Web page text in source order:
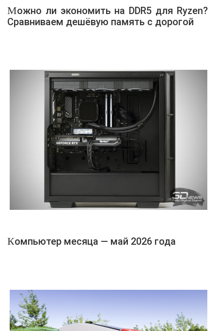
Можно ли экономить на DDR5 для Ryzen?
Сравниваем дешёвую память с дорогой
Компьютер месяца — май 2026 года